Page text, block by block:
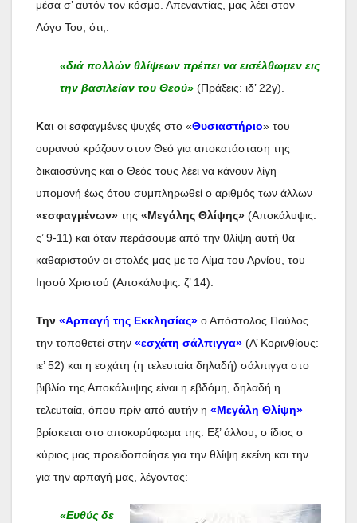
μέσα σ’ αυτόν τον κόσμο. Απεναντίας, μας λέει στον
Λόγο Του, ότι,:
«διά πολλών θλίψεων πρέπει να εισέλθωμεν εις
την βασιλείαν του Θεού» (Πράξεις: ιδ’ 22γ).
Και οι εσφαγμένες ψυχές στο «Θυσιαστήριο» του
ουρανού κράζουν στον Θεό για αποκατάσταση της
δικαιοσύνης και ο Θεός τους λέει να κάνουν λίγη
υπομονή έως ότου συμπληρωθεί ο αριθμός των άλλων
«εσφαγμένων» της «Μεγάλης Θλίψης» (Αποκάλυψις:
ς’ 9-11) και όταν περάσουμε από την θλίψη αυτή θα
καθαριστούν οι στολές μας με το Αίμα του Αρνίου, του
Ιησού Χριστού (Αποκάλυψις: ζ’ 14).
Την «Αρπαγή της Εκκλησίας» ο Απόστολος Παύλος
την τοποθετεί στην «εσχάτη σάλπιγγα» (Α’ Κορινθίους:
ιε’ 52) και η εσχάτη (η τελευταία δηλαδή) σάλπιγγα στο
βιβλίο της Αποκάλυψης είναι η εβδόμη, δηλαδή η
τελευταία, όπου πρίν από αυτήν η «Μεγάλη Θλίψη»
βρίσκεται στο αποκορύφωμα της. Εξ’ άλλου, ο ίδιος ο
κύριος μας προειδοποίησε για την θλίψη εκείνη και την
για την αρπαγή μας, λέγοντας:
«Ευθύς δε